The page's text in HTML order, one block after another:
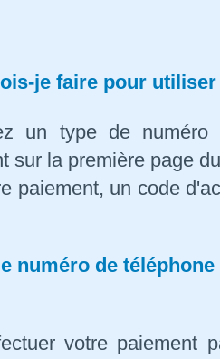
je faire pour
un type de
sur la première page
paiement, un code
numéro de
votre paiement